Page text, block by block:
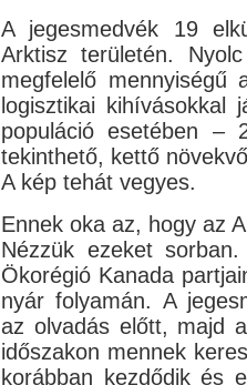
A jegesmedvék 19
Arktisz területén.
megfelelő mennyiségű
logisztikai kihívásokkal
populáció esetében –
tekinthető, kettő
A kép tehát vegyes.
Ennek oka az, hogy az
Nézzük ezeket
Ökorégió Kanada
nyár folyamán. A
az olvadás előtt, majd
időszakon mennek
korábban kezdődik és